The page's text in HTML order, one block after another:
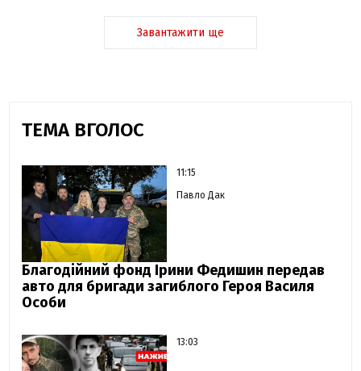
Завантажити ще
ТЕМА ВГОЛОС
11:15
Павло Дак
Благодійний фонд Ірини Федишин передав
авто для бригади загиблого Героя Василя
Особи
13:03